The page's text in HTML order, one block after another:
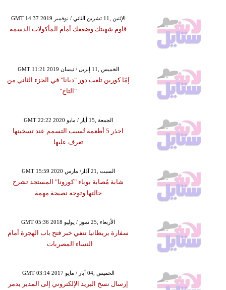
GMT 14:37 2019 الإثنين ,11 تشرين الثاني / نوفمبر
قاوم شهيتك وضعفك أمام المأكولات الدسمة
GMT 11:21 2019 الخميس ,11 إبريل / نيسان
إمّا كورين تلعب دور "ديانا" في الجزء الثاني من
"التاج"
GMT 22:22 2020 الجمعة ,15 أيار / مايو
احذر 5 أطعمة تُسبب التسمم عند تسخينها
تعرف عليها
GMT 15:59 2020 السبت ,21 آذار/ مارس
شابة مُصابة بوباء "كورونا" المستجد تشرح
حالتها وتوجه نصيحة مهمة
GMT 05:36 2018 الأربعاء ,25 تموز / يوليو
سفارة بريطانيا تنفي خبر فتح باب الهجرة أمام
النساء المصريات
GMT 03:14 2017 الخميس ,04 أيار / مايو
إرسال نسخ البريد الإلكتروني إلى المدير يدمر